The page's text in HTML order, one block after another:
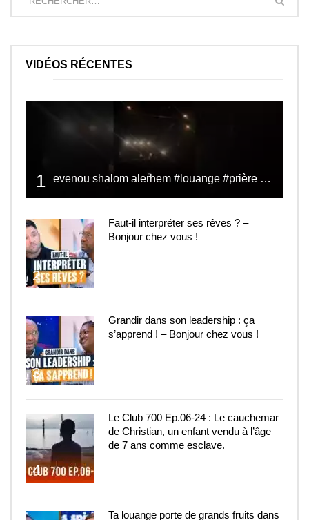
VIDÉOS RÉCENTES
1 evenou shalom alerhem #louange #prière #shalom
2
Faut-il interpréter ses rêves ? –
Bonjour chez vous !
3
Grandir dans son leadership : ça
s’apprend ! – Bonjour chez vous !
4
Le Club 700 Ep.06-24 : Le cauchemar
de Christian, un enfant vendu à l’âge
de 7 ans comme esclave.
Ta louange porte de grands fruits dans